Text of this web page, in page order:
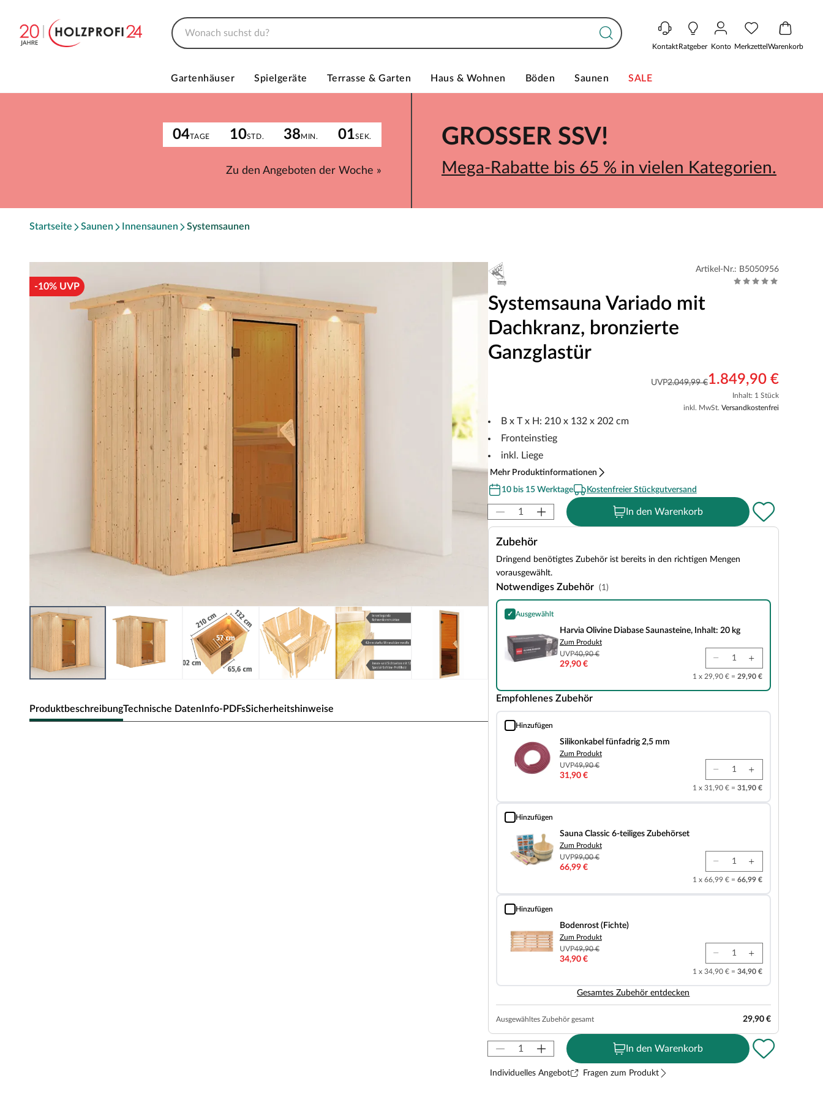
KontaktRatgeber Konto MerkzettelWarenkorb
Gartenhäuser Spielgeräte Terrasse & Garten Haus & Wohnen Böden Saunen SALE
04TAGE 10STD. 38MIN. 01SEK.
Zu den Angeboten der Woche »
GROSSER SSV!
Mega-Rabatte bis 65 % in vielen Kategorien.
Startseite Saunen Innensaunen Systemsaunen
-10% UVP
ProduktbeschreibungTechnische DatenInfo-PDFsSicherheitshinweise
Artikel-Nr.: B5050956
Systemsauna Variado mit
Dachkranz, bronzierte
Ganzglastür
UVP2.049,99 €1.849,90 €
Inhalt: 1 Stück
inkl. MwSt. Versandkostenfrei
B x T x H: 210 x 132 x 202 cm
Fronteinstieg
inkl. Liege
Mehr Produktinformationen
10 bis 15 Werktage
Kostenfreier Stückgutversand
In den Warenkorb
Zubehör
Dringend benötigtes Zubehör ist bereits in den richtigen Mengen
vorausgewählt.
Notwendiges Zubehör (1)
✓ Ausgewählt
Harvia Olivine Diabase Saunasteine, Inhalt: 20 kg
Harvia Olivine Diabase Saunasteine, Inhalt: 20 kg
Zum Produkt
UVP40,90 €
29,90 €
1 x 29,90 € = 29,90 €
Empfohlenes Zubehör
Hinzufügen
Silikonkabel fünfadrig 2,5 mm
Silikonkabel fünfadrig 2,5 mm
Zum Produkt
UVP49,90 €
31,90 €
1 x 31,90 € = 31,90 €
Hinzufügen
Sauna Classic 6-teiliges Zubehörset
Sauna Classic 6-teiliges Zubehörset
Zum Produkt
UVP99,00 €
66,99 €
1 x 66,99 € = 66,99 €
Hinzufügen
Bodenrost (Fichte)
Bodenrost (Fichte)
Zum Produkt
UVP49,90 €
34,90 €
1 x 34,90 € = 34,90 €
Gesamtes Zubehör entdecken
Ausgewähltes Zubehör gesamt 29,90 €
In den Warenkorb
Individuelles Angebot Fragen zum Produkt